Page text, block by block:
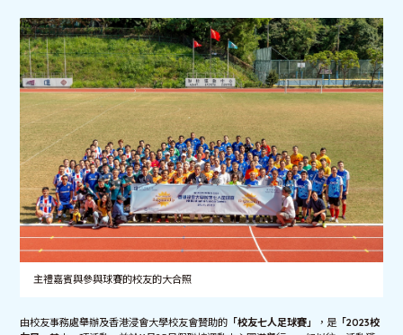
主禮嘉賓與參與球賽的校友的大合照
由校友事務處舉辦及香港浸會大學校友會贊助的 「校友七人足球賽」 ，是 「2023校